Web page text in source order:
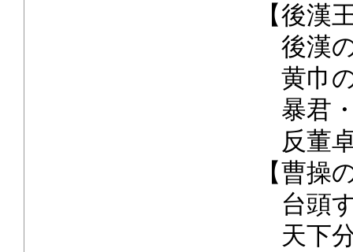
【後漢
後漢
黄巾
暴君
反董
【曹操
台頭
天下